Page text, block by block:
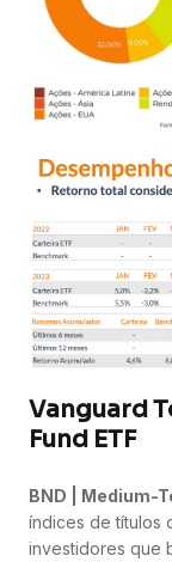
Vanguard
Fund ETF
BND | Medium-
índices de títulos
investidores que